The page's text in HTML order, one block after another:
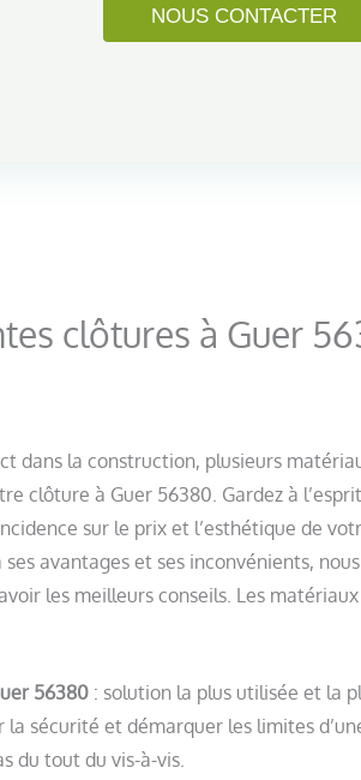
NOUS CONTACTER
clôtures à Guer
dans la construction, plusieurs
clôture à Guer 56380. Gardez à
sur le prix et l’esthétique de
ses avantages et ses inconvénients,
les meilleurs conseils. Les
56380 : solution la plus utilisée et la
la sécurité et démarquer les limites
du tout du vis-à-vis.